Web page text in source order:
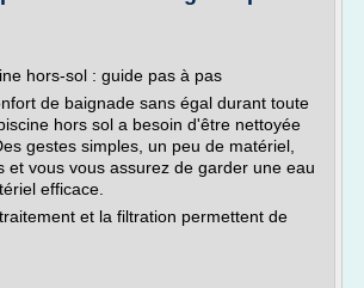
hors-sol : guide pas à pas
de baignade sans égal durant toute
hors sol a besoin d'être nettoyée
gestes simples, un peu de matériel,
et vous vous assurez de garder une eau
efficace.
et la filtration permettent de